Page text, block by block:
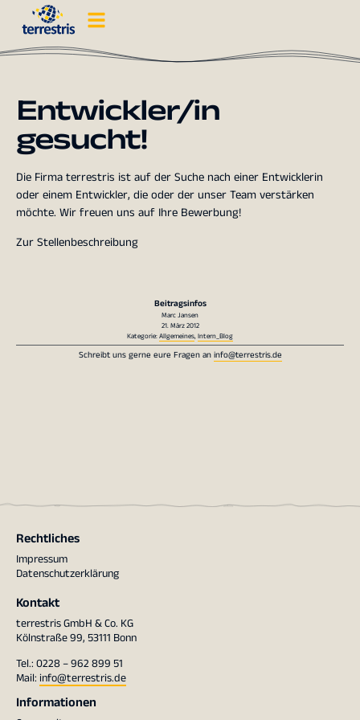
Entwickler/in
gesucht!
Die Firma terrestris ist auf der Suche nach einer Entwicklerin
oder einem Entwickler, die oder der unser Team verstärken
möchte. Wir freuen uns auf Ihre Bewerbung!
Zur Stellenbeschreibung
Beitragsinfos
Marc Jansen
21. März 2012
Kategorie:Allgemeines,Intern_Blog
Schreibt uns gerne eure Fragen aninfo@terrestris.de
Rechtliches
Impressum
Datenschutzerklärung
Kontakt
terrestris GmbH & Co. KG
Kölnstraße 99, 53111 Bonn
Tel.: 0228 – 962 899 51
Mail: info@terrestris.de
Informationen